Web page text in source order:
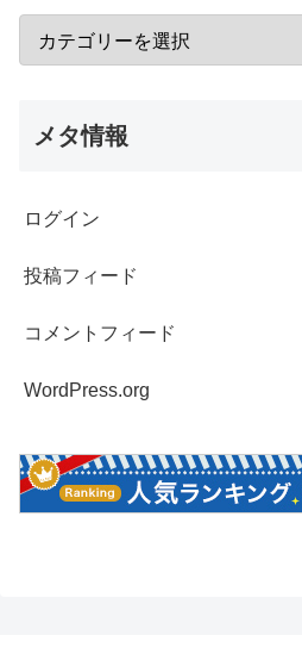
メタ情報
ログイン
投稿フィード
コメントフィード
WordPress.org